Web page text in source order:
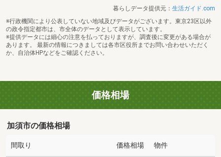
暮らしデータ提供元： 生活ガイド.com
※行政機関により公表していない地域及びデータがございます。東京23区以外
の政令指定都市は、市全体のデータとして表示しています。
※提供データには細心の注意を払っておりますが、調査後に変更がある場合が
あります。 最新の情報につきましては各市区役所までお問い合わせいただく
か、自治体HPなどをご確認ください。
価格相場
加須市の価格相場
間取り 価格相場 物件